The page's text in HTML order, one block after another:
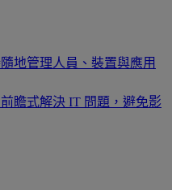
地管理人員、裝置與應用
前瞻式解決 IT 問題，避免影